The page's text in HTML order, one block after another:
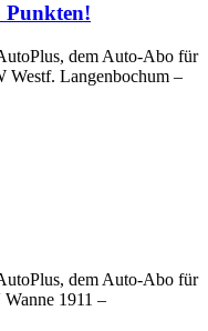
Punkten!
dem Auto-Abo für
Westf. Langenbochum –
dem Auto-Abo für
1911 –